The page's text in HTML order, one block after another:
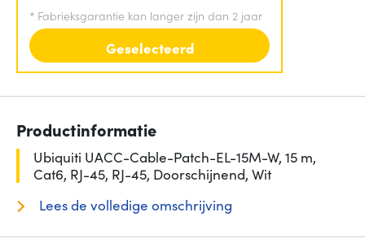
* Fabrieksgarantie kan langer zijn dan 2 jaar
Geselecteerd
Productinformatie
Ubiquiti UACC-Cable-Patch-EL-15M-W, 15 m,
Cat6, RJ-45, RJ-45, Doorschijnend, Wit
Lees de volledige omschrijving